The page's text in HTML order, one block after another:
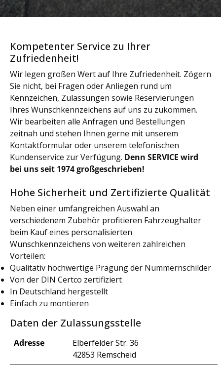
Kompetenter Service zu Ihrer
Zufriedenheit!
Wir legen großen Wert auf Ihre Zufriedenheit. Zögern
Sie nicht, bei Fragen oder Anliegen rund um
Kennzeichen, Zulassungen sowie Reservierungen
Ihres Wunschkennzeichens auf uns zu zukommen.
Wir bearbeiten alle Anfragen und Bestellungen
zeitnah und stehen Ihnen gerne mit unserem
Kontaktformular oder unserem telefonischen
Kundenservice zur Verfügung. Denn SERVICE wird
bei uns seit 1974 großgeschrieben!
Hohe Sicherheit und Zertifizierte Qualität
Neben einer umfangreichen Auswahl an
verschiedenem Zubehör profitieren Fahrzeughalter
beim Kauf eines personalisierten
Wunschkennzeichens von weiteren zahlreichen
Vorteilen:
Qualitativ hochwertige Prägung der Nummernschilder
Von der DIN Certco zertifiziert
In Deutschland hergestellt
Einfach zu montieren
Daten der Zulassungsstelle
Adresse
Elberfelder Str. 36
42853 Remscheid